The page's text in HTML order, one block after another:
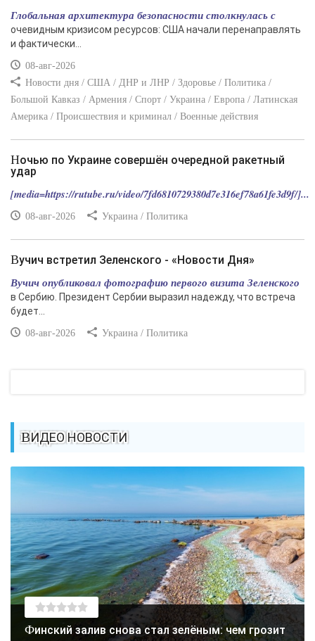
Глобальная архитектура безопасности столкнулась с
очевидным кризисом ресурсов: США начали перенаправлять
и фактически...
08-авг-2026
Новости дня / США / ДНР и ЛНР / Здоровье / Политика /
Большой Кавказ / Армения / Спорт / Украина / Европа / Латинская
Америка / Происшествия и криминал / Военные действия
Ночью по Украине совершён очередной ракетный
удар
[media=https://rutube.ru/video/7fd6810729380d7e316ef78a61fe3d9f/]...
08-авг-2026 Украина / Политика
Вучич встретил Зеленского - «Новости Дня»
Вучич опубликовал фотографию первого визита Зеленского
в Сербию. Президент Сербии выразил надежду, что встреча
будет...
08-авг-2026 Украина / Политика
ВИДЕО НОВОСТИ
Финский залив снова стал зелёным: чем грозит